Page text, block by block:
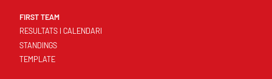
FIRST TEAM
RESULTATS I CALENDARI
STANDINGS
TEMPLATE